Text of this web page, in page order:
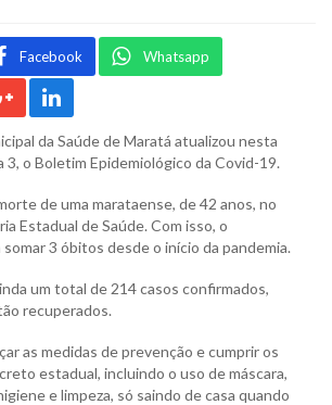
Facebook Whatsapp
da Saúde de Maratá atualizou nesta
3, o Boletim Epidemiológico da Covid-19.
de uma marataense, de 42 anos, no
Estadual de Saúde. Com isso, o
somar 3 óbitos desde o início da pandemia.
um total de 214 casos confirmados,
recuperados.
as medidas de prevenção e cumprir os
estadual, incluindo o uso de máscara,
e limpeza, só saindo de casa quando